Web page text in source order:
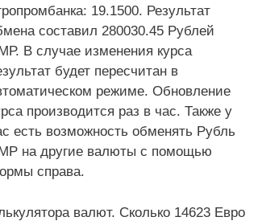
19.1500. Результат
составил 280030.45 Рублей
В случае изменения курса
будет пересчитан в
режиме. Обновление
производится раз в час. Также у
есть возможность обменять Рубль
на другие валюты с помощью
справа.
валют. Сколько 14623 Евро